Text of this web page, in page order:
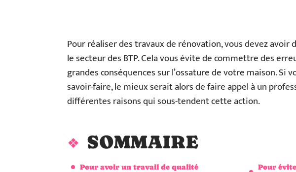
Pour réaliser des travaux de rénovation, vous devez avoir
le secteur des BTP. Cela vous évite de commettre des
grandes conséquences sur l’ossature de votre maison. Si
savoir-faire, le mieux serait alors de faire appel à un
différentes raisons qui sous-tendent cette action.
SOMMAIRE
Pour avoir un travail de qualité
Pour